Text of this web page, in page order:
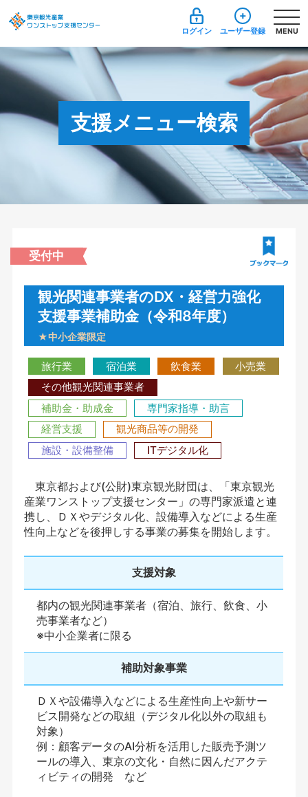
ログイン ユーザー登録 MENU
支援メニュー検索
受付中
観光関連事業者のDX・経営力強化
支援事業補助金（令和8年度）
★中小企業限定
旅行業 宿泊業 飲食業
小売業
その他観光関連事業者
補助金・助成金
専門家指導・助言
経営支援
観光商品等の開発
施設・設備整備
ITデジタル化
東京都および(公財)東京観光財団は、「東京観光
産業ワンストップ支援センター」の専門家派遣と連
携し、ＤＸやデジタル化、設備導入などによる生産
性向上などを後押しする事業の募集を開始します。
支援対象
都内の観光関連事業者（宿泊、旅行、飲食、小
売事業者など）
※中小企業者に限る
補助対象事業
ＤＸや設備導入などによる生産性向上や新サー
ビス開発などの取組（デジタル化以外の取組も
対象）
例：顧客データのAI分析を活用した販売予測ツ
ールの導入、東京の文化・自然に因んだアクテ
ィビティの開発 など